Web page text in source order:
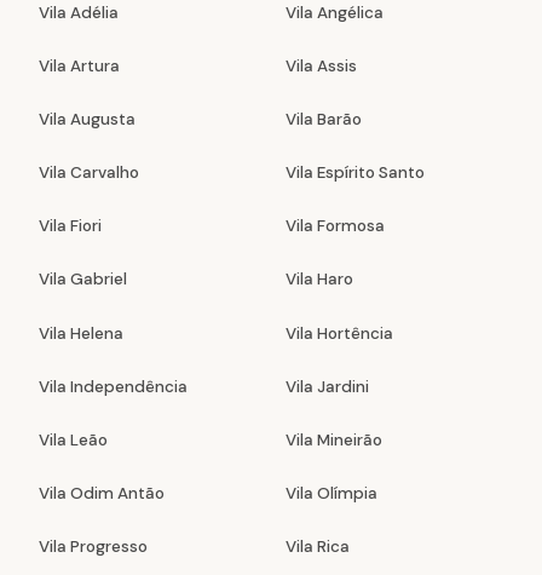
Vila Adélia Vila Angélica
Vila Artura Vila Assis
Vila Augusta Vila Barão
Vila Carvalho Vila Espírito Santo
Vila Fiori Vila Formosa
Vila Gabriel Vila Haro
Vila Helena Vila Hortência
Vila Independência Vila Jardini
Vila Leão Vila Mineirão
Vila Odim Antão Vila Olímpia
Vila Progresso Vila Rica